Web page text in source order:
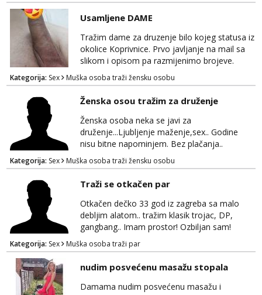
Usamljene DAME
Tražim dame za druzenje bilo kojeg statusa iz
okolice Koprivnice. Prvo javljanje na mail sa
slikom i opisom pa razmijenimo brojeve.
Muski i bonovi STOP.
Kategorija: Sex Muška osoba traži žensku osobu
Ženska osou tražim za druženje
Ženska osoba neka se javi za
druženje...Ljubljenje maženje,sex.. Godine
nisu bitne napominjem. Bez plačanja..
ZAGREB-okolica. Javite se na whatsapp viber
sms 0995323582
Kategorija: Sex Muška osoba traži žensku osobu
Traži se otkačen par
Otkačen dečko 33 god iz zagreba sa malo
debljim alatom.. tražim klasik trojac, DP,
gangbang.. Imam prostor! Ozbiljan sam!
Kondomi i higijena od mene zajamceni :)
Može i normalna dama/cura koja voli
swingati! :) 0924510862
Kategorija: Sex Muška osoba traži par
nudim posvećenu masažu stopala
Damama nudim posvećenu masažu i